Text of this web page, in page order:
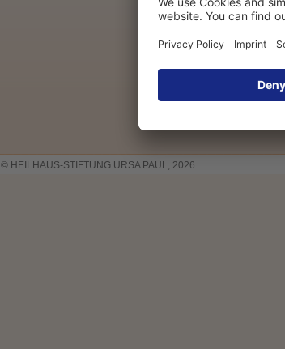
© HEILHAUS-STIFTUNG URSA PAUL, 2026